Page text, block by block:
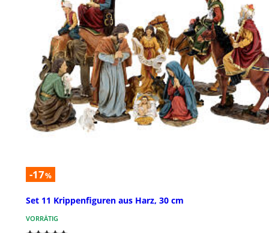
-17%
Set 11 Krippenfiguren aus Harz, 30 cm
VORRÄTIG